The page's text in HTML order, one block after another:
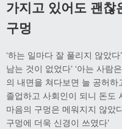
가지고 있어도 괜찮
구멍
‘하는 일마다 잘 풀리지 않았
남는 것이 없었다’ ‘아는 사람
의 내면을 쳐다보면 늘 공허하
졸업하고 사회인이 되니 돈도
마음의 구멍은 메워지지 않았
구멍에 더욱 신경이 쓰였다’